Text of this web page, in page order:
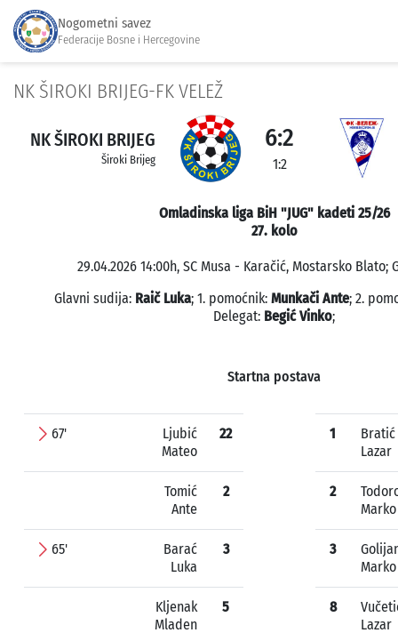
Nogometni savez
Federacije Bosne i Hercegovine
NK ŠIROKI BRIJEG-FK VELEŽ
NK ŠIROKI BRIJEG
Široki Brijeg
6:2
1:2
Omladinska liga BiH "JUG" kadeti 25/26
27. kolo
29.04.2026 14:00h, SC Musa - Karačić, Mostarsko Blato;
Glavni sudija: Raič Luka; 1. pomoćnik: Munkači Ante; 2.
Delegat: Begić Vinko;
Startna postava
67'
Ljubić
Mateo
22
Tomić
Ante
2
65'
Barać
Luka
3
Kljenak
Mladen
5
1
Bratić
Lazar
2
Marko
3
Marko
8
Lazar